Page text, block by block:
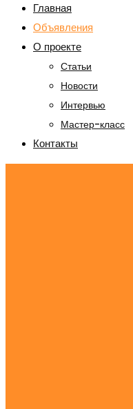
Главная
Объявления
О проекте
Статьи
Новости
Интервью
Мастер-класс
Контакты